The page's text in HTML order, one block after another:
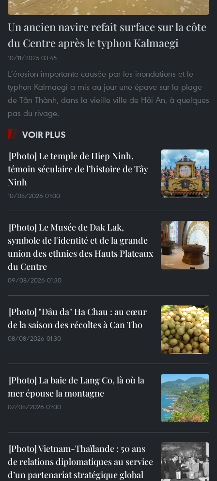
Un ancien navire refait surface sur la côte
du Centre après le typhon Kalmaegi
10/11/2025 03:45
L’érosion importante causée par les inondations et le
typhon Kalmaegi a mis au jour une épave sur la plage
de Tân Thành, dans la vieille ville de Hôi An, à quelques
pas du rivage.
VOIR PLUS
Le temple de Hiep Ninh,
témoin séculaire de l’histoire de Tây
Ninh
10/08/2026 01:00
Le Musée de Dak Lak,
symbole de l'identité et de la grande
union des ethnies des Hauts Plateaux
du Centre
09/08/2026 01:30
"Dâu da" Ha Chau : au cœur
de la saison des récoltes à Can Tho
08/08/2026 01:30
La baie de Lang Co, là où la
mer épouse la montagne
07/08/2026 01:00
Vietnam-Thaïlande : 50 ans
de relations diplomatiques au service
d’un partenariat stratégique global